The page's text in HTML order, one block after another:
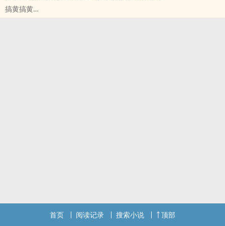
搞黄搞黄
首页 阅读记录 搜索小说 顶部